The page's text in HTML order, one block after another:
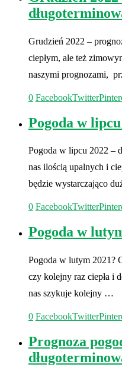
Grudzień 2022 –
ciepłym, ale też
naszymi prognozami,
0 FacebookTwitter
Pogoda w
Pogoda w lipcu 2022 –
nas ilością upalnych i
będzie wystarczająco
0 FacebookTwitter
Pogoda w
Pogoda w lutym 2021?
czy kolejny raz ciepła i
nas szykuje kolejny …
0 FacebookTwitter
Prognoza